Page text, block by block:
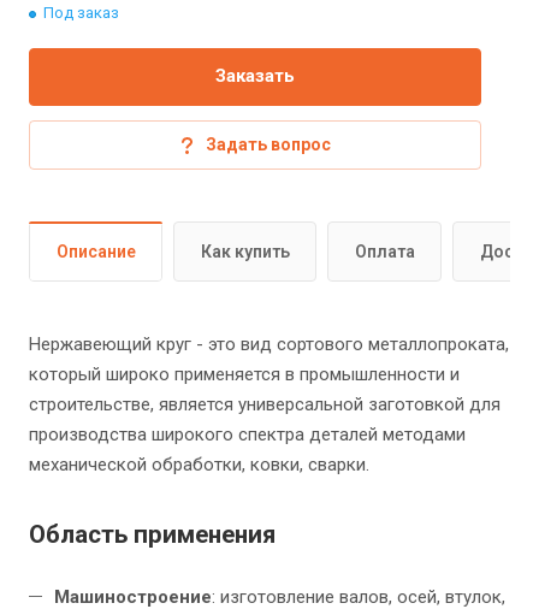
Под заказ
Заказать
Задать вопрос
Описание Как купить Оплата
Нержавеющий круг - это вид сортового металлопроката,
который широко применяется в промышленности и
строительстве, является универсальной заготовкой для
производства широкого спектра деталей методами
механической обработки, ковки, сварки.
Область применения
Машиностроение: изготовление валов, осей, втулок,